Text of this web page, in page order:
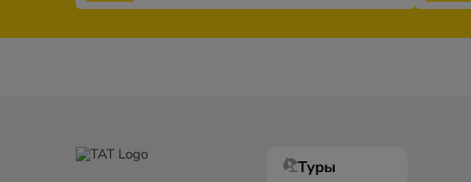
Туры